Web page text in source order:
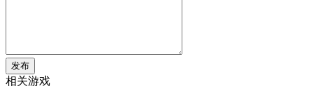
发布
相关游戏